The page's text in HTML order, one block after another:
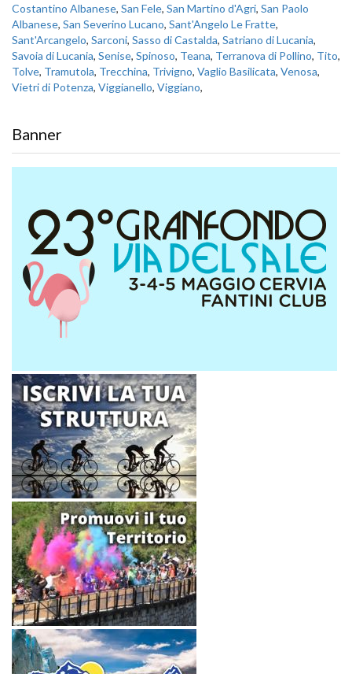
Costantino Albanese, San Fele, San Martino d'Agri, San Paolo
Albanese, San Severino Lucano, Sant'Angelo Le Fratte,
Sant'Arcangelo, Sarconi, Sasso di Castalda, Satriano di Lucania,
Savoia di Lucania, Senise, Spinoso, Teana, Terranova di Pollino, Tito,
Tolve, Tramutola, Trecchina, Trivigno, Vaglio Basilicata, Venosa,
Vietri di Potenza, Viggianello, Viggiano,
Banner